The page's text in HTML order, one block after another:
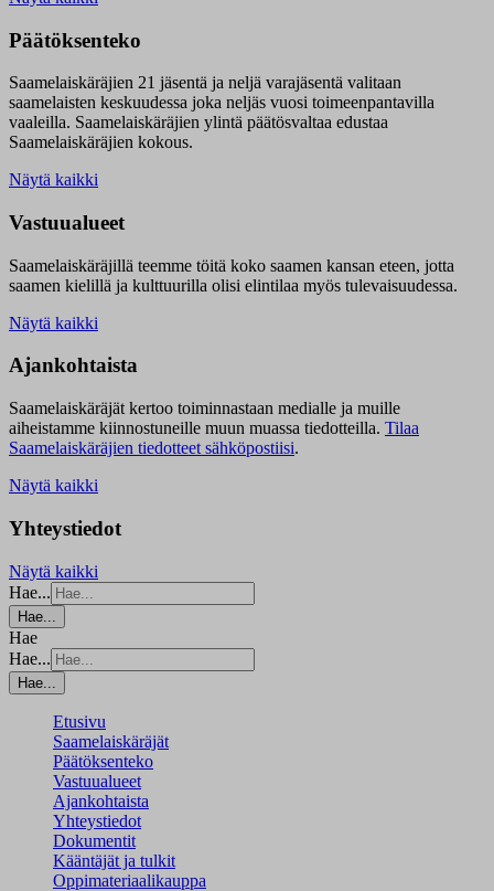
Päätöksenteko
Saamelaiskäräjien 21 jäsentä ja neljä varajäsentä valitaan
saamelaisten keskuudessa joka neljäs vuosi toimeenpantavilla
vaaleilla. Saamelaiskäräjien ylintä päätösvaltaa edustaa
Saamelaiskäräjien kokous.
Näytä kaikki
Vastuualueet
Saamelaiskäräjillä teemme töitä koko saamen kansan eteen, jotta
saamen kielillä ja kulttuurilla olisi elintilaa myös tulevaisuudessa.
Näytä kaikki
Ajankohtaista
Saamelaiskäräjät kertoo toiminnastaan medialle ja muille
aiheistamme kiinnostuneille muun muassa tiedotteilla. Tilaa
Saamelaiskäräjien tiedotteet sähköpostiisi.
Näytä kaikki
Yhteystiedot
Näytä kaikki
Hae...
Hae...
Hae
Hae...
Hae...
Etusivu
Saamelaiskäräjät
Päätöksenteko
Vastuualueet
Ajankohtaista
Yhteystiedot
Dokumentit
Kääntäjät ja tulkit
Oppimateriaalikauppa